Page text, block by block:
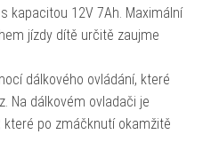
kapacitou 12V 7Ah. Maximální
jízdy dítě určitě zaujme
dálkového ovládání, které
Na dálkovém ovladači je
které po zmáčknutí okamžitě